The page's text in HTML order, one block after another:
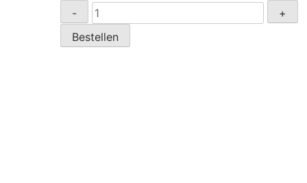
-
Zadel
32mm
(1")
+
Bestellen